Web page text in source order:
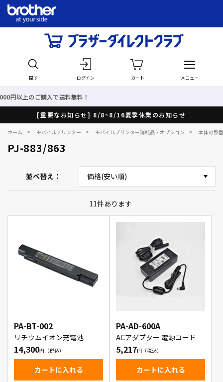
探す ログイン カート メニュー
料！
[重要なお知らせ] 8/8~8/16夏季休業のお知らせ
ホーム > モバイルプリンター > モバイルプリンター消耗品・オプション > 本体の型
PJ-883/863
並べ替え
11件あります
PA-BT-002
リチウムイオン充電池
14,300
カートに入れる
PA-AD-600A
ACアダプター 電源コード
5,217
カートに入れる